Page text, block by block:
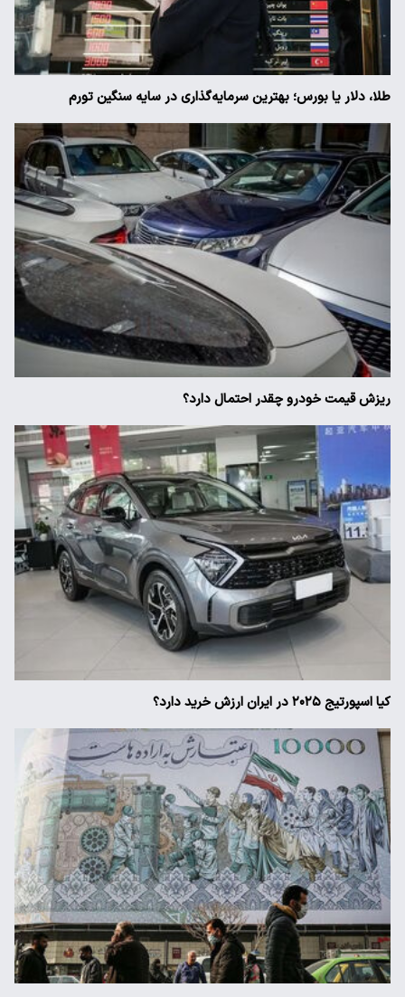
طلا، دلار یا بورس؛ بهترین سرمایه‌گذاری در سایه سنگین تورم
ریزش قیمت خودرو چقدر احتمال دارد؟
کیا اسپورتیج ۲۰۲۵ در ایران ارزش خرید دارد؟